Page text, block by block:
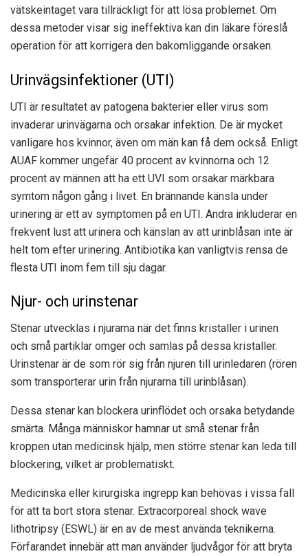
vätskeintaget vara tillräckligt för att lösa problemet. Om
dessa metoder visar sig ineffektiva kan din läkare föreslå
operation för att korrigera den bakomliggande orsaken.
Urinvägsinfektioner (UTI)
UTI är resultatet av patogena bakterier eller virus som
invaderar urinvägarna och orsakar infektion. De är mycket
vanligare hos kvinnor, även om män kan få dem också. Enligt
AUAF kommer ungefär 40 procent av kvinnorna och 12
procent av männen att ha ett UVI som orsakar märkbara
symtom någon gång i livet. En brännande känsla under
urinering är ett av symptomen på en UTI. Andra inkluderar en
frekvent lust att urinera och känslan av att urinblåsan inte är
helt tom efter urinering. Antibiotika kan vanligtvis rensa de
flesta UTI inom fem till sju dagar.
Njur- och urinstenar
Stenar utvecklas i njurarna när det finns kristaller i urinen
och små partiklar omger och samlas på dessa kristaller.
Urinstenar är de som rör sig från njuren till urinledaren (rören
som transporterar urin från njurarna till urinblåsan).
Dessa stenar kan blockera urinflödet och orsaka betydande
smärta. Många människor hamnar ut små stenar från
kroppen utan medicinsk hjälp, men större stenar kan leda till
blockering, vilket är problematiskt.
Medicinska eller kirurgiska ingrepp kan behövas i vissa fall
för att ta bort stora stenar. Extracorporeal shock wave
lithotripsy (ESWL) är en av de mest använda teknikerna.
Förfarandet innebär att man använder ljudvågor för att bryta